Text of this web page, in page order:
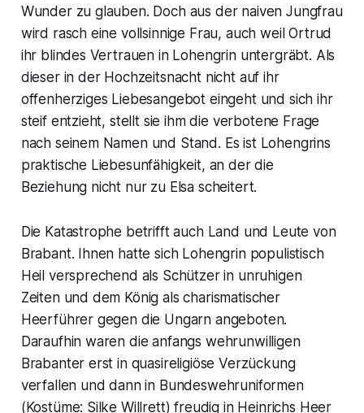
Wunder zu glauben. Doch aus der naiven Jungfrau
wird rasch eine vollsinnige Frau, auch weil Ortrud
ihr blindes Vertrauen in Lohengrin untergräbt. Als
dieser in der Hochzeitsnacht nicht auf ihr
offenherziges Liebesangebot eingeht und sich ihr
steif entzieht, stellt sie ihm die verbotene Frage
nach seinem Namen und Stand. Es ist Lohengrins
praktische Liebesunfähigkeit, an der die
Beziehung nicht nur zu Elsa scheitert.
Die Katastrophe betrifft auch Land und Leute von
Brabant. Ihnen hatte sich Lohengrin populistisch
Heil versprechend als Schützer in unruhigen
Zeiten und dem König als charismatischer
Heerführer gegen die Ungarn angeboten.
Daraufhin waren die anfangs wehrunwilligen
Brabanter erst in quasireligiöse Verzückung
verfallen und dann in Bundeswehruniformen
(Kostüme: Silke Willrett) freudig in Heinrichs Heer